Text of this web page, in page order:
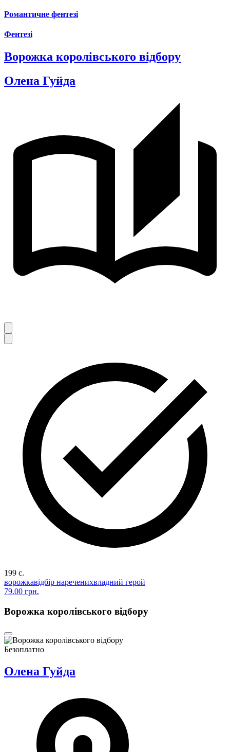
Романтичне фентезі
Фентезі
Ворожка королівського відбору
Олена Гуйда
199 c.
ворожкавідбір нареченихвладний герой
79.00 грн.
Ворожка королівського відбору
Безоплатно
Олена Гуйда